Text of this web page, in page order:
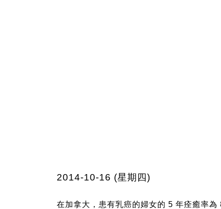
2014-10-16 (星期四)
在加拿大，患有乳癌的婦女的 5 年痊癒率